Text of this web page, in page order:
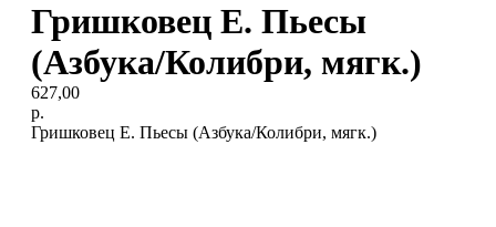
Гришковец Е. Пьесы
(Азбука/Колибри, мягк.)
627,00
р.
Гришковец Е. Пьесы (Азбука/Колибри, мягк.)